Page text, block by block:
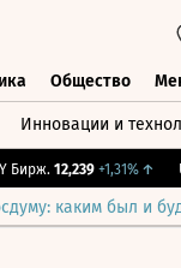
Общество
Инновации и
Бирж. 12,239 +1,31%↑
каким был и